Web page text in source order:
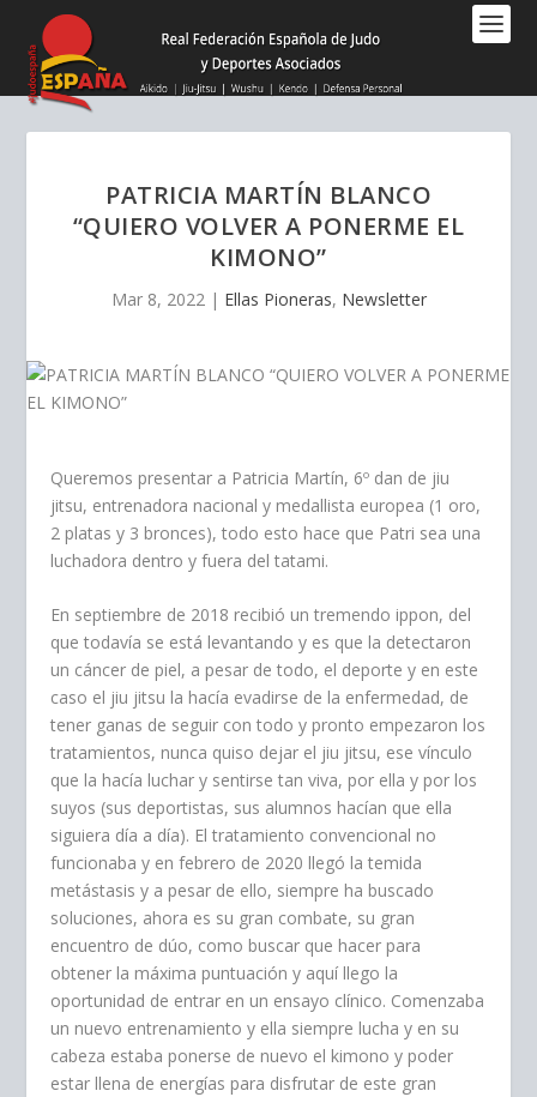
este
sitio
web
accesibilidad.
PATRICIA MARTÍN BLANCO
“QUIERO VOLVER A PONERME EL
KIMONO”
Mar 8, 2022| Ellas Pioneras, Newsletter
Queremos presentar a Patricia Martín, 6º dan de jiu
jitsu, entrenadora nacional y medallista europea (1 oro,
2 platas y 3 bronces), todo esto hace que Patri sea una
luchadora dentro y fuera del tatami.
En septiembre de 2018 recibió un tremendo ippon, del
que todavía se está levantando y es que la detectaron
un cáncer de piel, a pesar de todo, el deporte y en este
caso el jiu jitsu la hacía evadirse de la enfermedad, de
tener ganas de seguir con todo y pronto empezaron los
tratamientos, nunca quiso dejar el jiu jitsu, ese vínculo
que la hacía luchar y sentirse tan viva, por ella y por los
suyos (sus deportistas, sus alumnos hacían que ella
siguiera día a día). El tratamiento convencional no
funcionaba y en febrero de 2020 llegó la temida
metástasis y a pesar de ello, siempre ha buscado
soluciones, ahora es su gran combate, su gran
encuentro de dúo, como buscar que hacer para
obtener la máxima puntuación y aquí llego la
oportunidad de entrar en un ensayo clínico. Comenzaba
un nuevo entrenamiento y ella siempre lucha y en su
cabeza estaba ponerse de nuevo el kimono y poder
estar llena de energías para disfrutar de este gran